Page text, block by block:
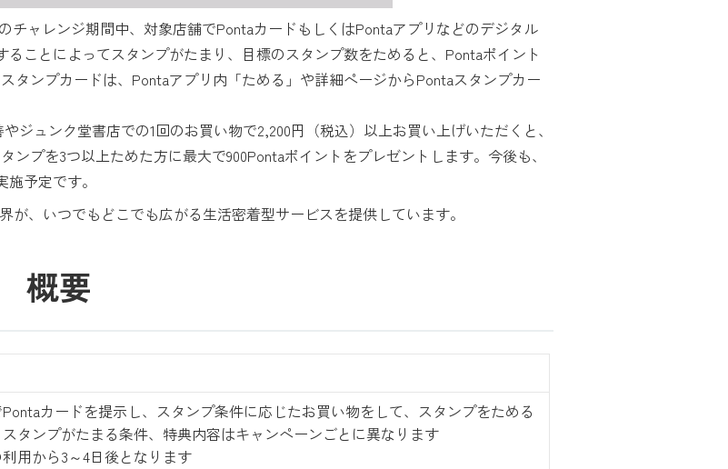
ャレンジ期間中、対象店舗でPontaカードもしくはPontaアプリなどのデジタル
ことによってスタンプがたまり、目標のスタンプ数をためると、Pontaポイント
タンプカードは、Pontaアプリ内「ためる」や詳細ページからPontaスタンプカー
ジュンク堂書店での1回のお買い物で2,200円（税込）以上お買い上げいただくと、
プを3つ以上ためた方に最大で900Pontaポイントをプレゼントします。今後も、
予定です。
、いつでもどこでも広がる生活密着型サービスを提供しています。
概要
カードを提示し、スタンプ条件に応じたお買い物をして、スタンプをためる
タンプがたまる条件、特典内容はキャンペーンごとに異なります
用から3～4日後となります